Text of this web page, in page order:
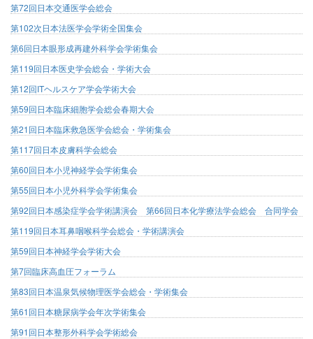
第72回日本交通医学会総会
第102次日本法医学会学術全国集会
第6回日本眼形成再建外科学会学術集会
第119回日本医史学会総会・学術大会
第12回ITヘルスケア学会学術大会
第59回日本臨床細胞学会総会春期大会
第21回日本臨床救急医学会総会・学術集会
第117回日本皮膚科学会総会
第60回日本小児神経学会学術集会
第55回日本小児外科学会学術集会
第92回日本感染症学会学術講演会 第66回日本化学療法学会総会 合同学会
第119回日本耳鼻咽喉科学会総会・学術講演会
第59回日本神経学会学術大会
第7回臨床高血圧フォーラム
第83回日本温泉気候物理医学会総会・学術集会
第61回日本糖尿病学会年次学術集会
第91回日本整形外科学会学術総会